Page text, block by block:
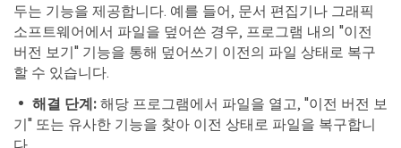
두는 기능을 제공합니다. 예를 들어, 문서 편집기나 그래픽
소프트웨어에서 파일을 덮어쓴 경우, 프로그램 내의 "이전
버전 보기" 기능을 통해 덮어쓰기 이전의 파일 상태로 복구
할 수 있습니다.
• 해결 단계: 해당 프로그램에서 파일을 열고, "이전 버전 보
기" 또는 유사한 기능을 찾아 이전 상태로 파일을 복구합니